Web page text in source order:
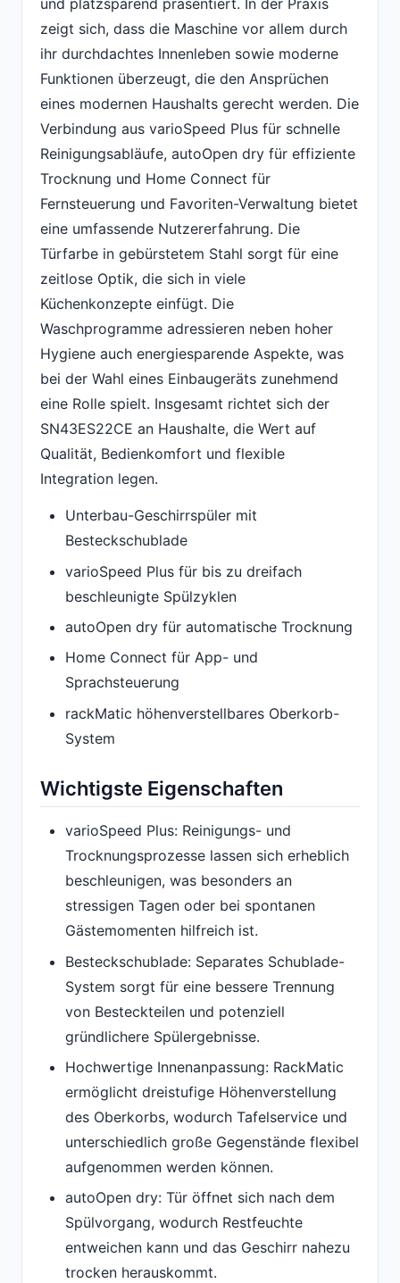
zeigt sich, dass die Maschine vor allem durch
ihr durchdachtes Innenleben sowie moderne
Funktionen überzeugt, die den Ansprüchen
eines modernen Haushalts gerecht werden. Die
Verbindung aus varioSpeed Plus für schnelle
Reinigungsabläufe, autoOpen dry für effiziente
Trocknung und Home Connect für
Fernsteuerung und Favoriten-Verwaltung bietet
eine umfassende Nutzererfahrung. Die
Türfarbe in gebürstetem Stahl sorgt für eine
zeitlose Optik, die sich in viele
Küchenkonzepte einfügt. Die
Waschprogramme adressieren neben hoher
Hygiene auch energiesparende Aspekte, was
bei der Wahl eines Einbaugeräts zunehmend
eine Rolle spielt. Insgesamt richtet sich der
SN43ES22CE an Haushalte, die Wert auf
Qualität, Bedienkomfort und flexible
Integration legen.
Unterbau-Geschirrspüler mit
Besteckschublade
varioSpeed Plus für bis zu dreifach
beschleunigte Spülzyklen
autoOpen dry für automatische Trocknung
Home Connect für App- und
Sprachsteuerung
rackMatic höhenverstellbares Oberkorb-
System
Wichtigste Eigenschaften
varioSpeed Plus: Reinigungs- und
Trocknungsprozesse lassen sich erheblich
beschleunigen, was besonders an
stressigen Tagen oder bei spontanen
Gästemomenten hilfreich ist.
Besteckschublade: Separates Schublade-
System sorgt für eine bessere Trennung
von Besteckteilen und potenziell
gründlichere Spülergebnisse.
Hochwertige Innenanpassung: RackMatic
ermöglicht dreistufige Höhenverstellung
des Oberkorbs, wodurch Tafelservice und
unterschiedlich große Gegenstände flexibel
aufgenommen werden können.
autoOpen dry: Tür öffnet sich nach dem
Spülvorgang, wodurch Restfeuchte
entweichen kann und das Geschirr nahezu
trocken herauskommt.